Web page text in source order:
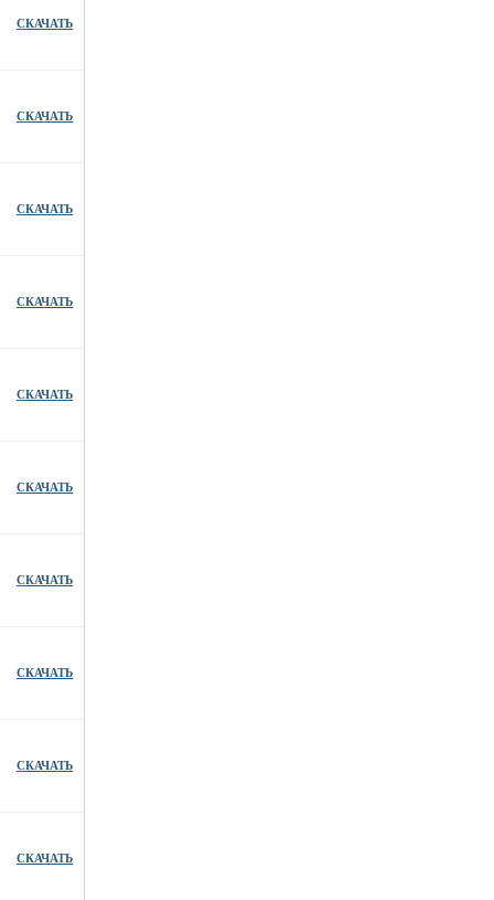
СКАЧАТЬ
СКАЧАТЬ
СКАЧАТЬ
СКАЧАТЬ
СКАЧАТЬ
СКАЧАТЬ
СКАЧАТЬ
СКАЧАТЬ
СКАЧАТЬ
СКАЧАТЬ